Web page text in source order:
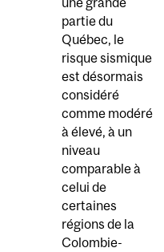
partie du
Québec, le
risque sismique
est désormais
considéré
comme modéré
à élevé, à un
niveau
comparable à
celui de
certaines
régions de la
Colombie-